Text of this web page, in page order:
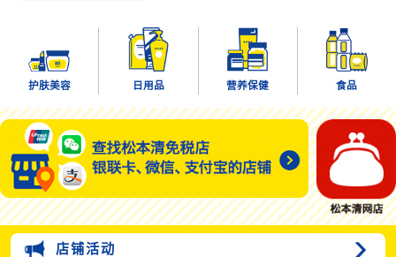
护肤美容 日用品 营养保健 食品
店铺活动